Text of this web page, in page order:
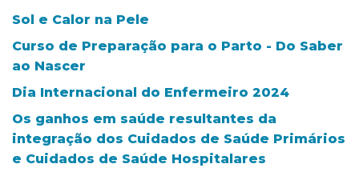
Sol e Calor na Pele
Curso de Preparação para o Parto - Do Saber
ao Nascer
Dia Internacional do Enfermeiro 2024
Os ganhos em saúde resultantes da
integração dos Cuidados de Saúde Primários
e Cuidados de Saúde Hospitalares